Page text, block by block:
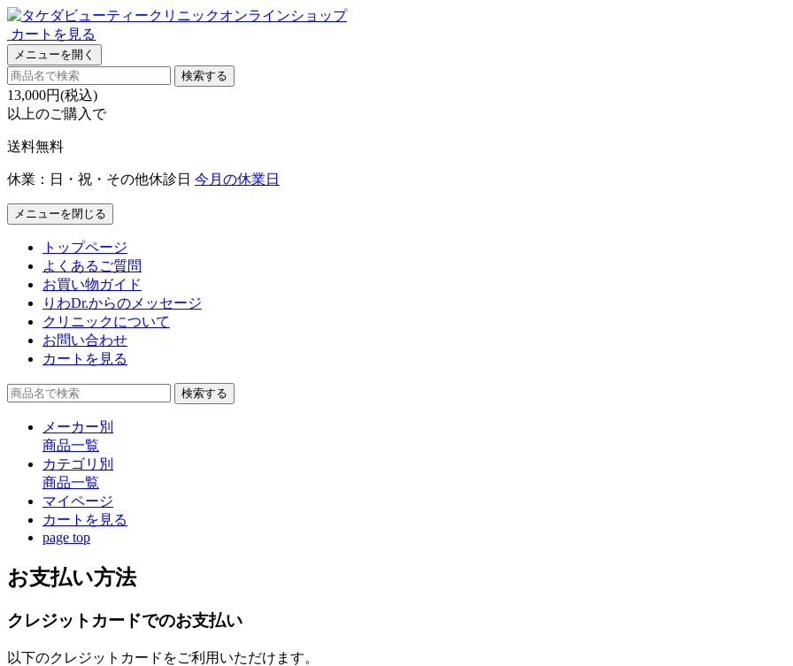
カートを見る
メニューを開く
検索する
13,000円(税込)
以上のご購入で
送料無料
休業：日・祝・その他休診日 今月の休業日
メニューを閉じる
トップページ
よくあるご質問
お買い物ガイド
りわDr.からのメッセージ
クリニックについて
お問い合わせ
カートを見る
検索する
メーカー別
商品一覧
カテゴリ別
商品一覧
マイページ
カート を見る
page top
お支払い方法
クレジットカードでのお支払い
以下のクレジットカードをご利用いただけます。